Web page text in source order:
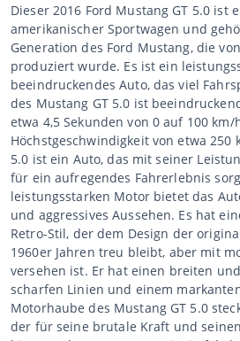
Dieser 2016 Ford Mustang GT 5.0 ist
amerikanischer Sportwagen und
Generation des Ford Mustang, die
produziert wurde. Es ist ein
beeindruckendes Auto, das viel
des Mustang GT 5.0 ist
etwa 4,5 Sekunden von 0 auf 100
Höchstgeschwindigkeit von etwa 250
5.0 ist ein Auto, das mit seiner
für ein aufregendes Fahrerlebnis
leistungsstarken Motor bietet das
und aggressives Aussehen. Es hat
Retro-Stil, der dem Design der
1960er Jahren treu bleibt, aber mit
versehen ist. Er hat einen breiten
scharfen Linien und einem
Motorhaube des Mustang GT 5.0
der für seine brutale Kraft und